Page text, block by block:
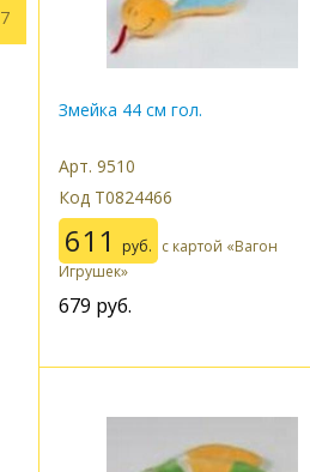
7
Змейка 44 см гол.
Арт. 9510
Код Т0824466
611 руб. с картой «Вагон
Игрушек»
679 руб.